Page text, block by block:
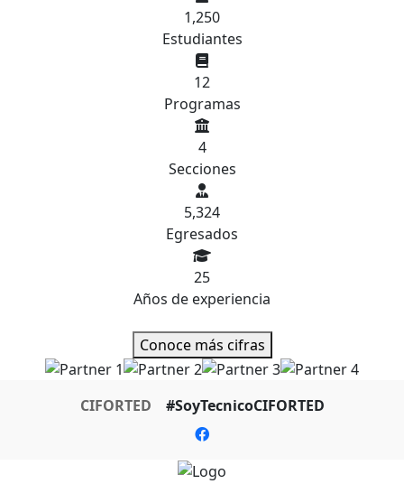
1,250
Estudiantes
12
Programas
4
Secciones
5,324
Egresados
25
Años de experiencia
Conoce más cifras
CIFORTED #SoyTecnicoCIFORTED